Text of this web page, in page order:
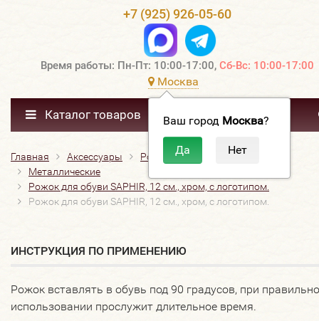
+7 (925) 926-05-60
Время работы: Пн-Пт: 10:00-17:00, Сб-Вс: 10:00-17:00
Москва
Ваш город Москва?
Каталог товаров
Главная Аксессуары
Рожки, ложки для обуви
Металлические
Рожок для обуви SAPHIR, 12 см., хром, с логотипом.
Рожок для обуви SAPHIR, 12 см., хром, с логотипом.
ИНСТРУКЦИЯ ПО ПРИМЕНЕНИЮ
Рожок вставлять в обувь под 90 градусов, при
использовании прослужит длительное время.